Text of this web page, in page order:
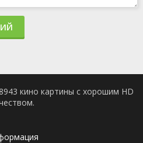
кино картины с хорошим HD